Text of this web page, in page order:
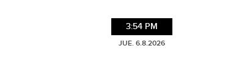
3:54 PM
JUE. 6.8.2026